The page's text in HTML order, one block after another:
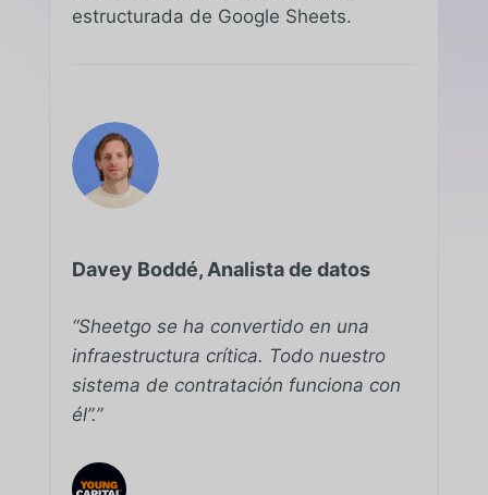
estructurada de Google Sheets.
Davey Boddé, Analista de datos
“Sheetgo se ha convertido en una
infraestructura crítica. Todo nuestro
sistema de contratación funciona con
él”.”